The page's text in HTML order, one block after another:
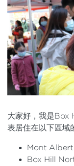
大家好，我是Box
表居住在以下區域
Mont
Box Hill